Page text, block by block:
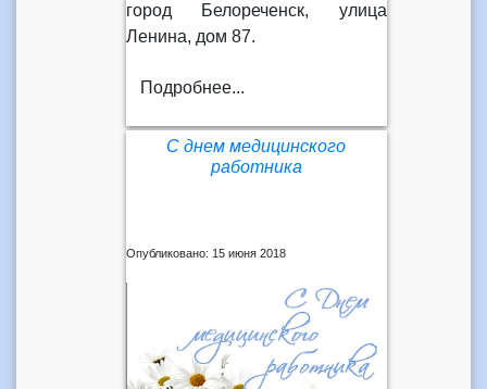
город Белореченск, улица
Ленина, дом 87.
Подробнее...
С днем медицинского
работника
Опубликовано: 15 июня 2018